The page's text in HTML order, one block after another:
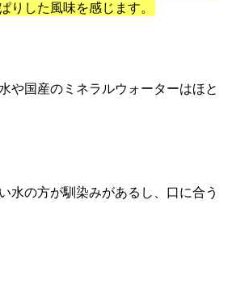
りした風味を感じます。
や国産のミネラルウォーターはほと
水の方が馴染みがあるし、口に合う